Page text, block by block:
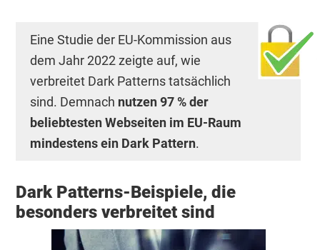
Eine Studie der EU-Kommission aus
dem Jahr 2022 zeigte auf, wie
verbreitet Dark Patterns tatsächlich
sind. Demnach nutzen 97 % der
beliebtesten Webseiten im EU-Raum
mindestens ein Dark Pattern.
Dark Patterns-Beispiele, die
besonders verbreitet sind